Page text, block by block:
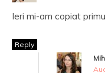
Ieri mi-am copiat
Reply